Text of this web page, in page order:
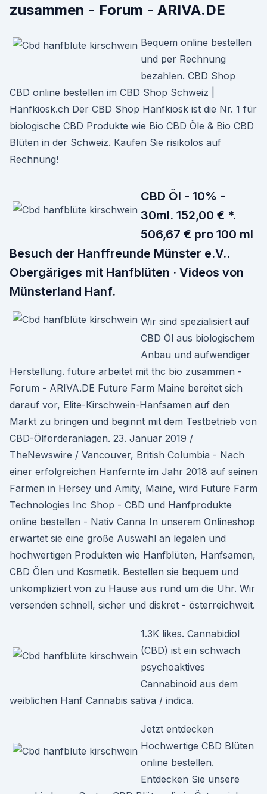
zusammen - Forum - ARIVA.DE
Bequem online bestellen
und per Rechnung
bezahlen. CBD Shop
CBD online bestellen im CBD Shop Schweiz |
Hanfkiosk.ch Der CBD Shop Hanfkiosk ist die Nr. 1 für
biologische CBD Produkte wie Bio CBD Öle & Bio CBD
Blüten in der Schweiz. Kaufen Sie risikolos auf
Rechnung!
CBD Öl - 10% -
30ml. 152,00 € *.
506,67 € pro 100 ml
Besuch der Hanffreunde Münster e.V..
Obergäriges mit Hanfblüten · Videos von
Münsterland Hanf.
Wir sind spezialisiert auf
CBD Öl aus biologischem
Anbau und aufwendiger
Herstellung. future arbeitet mit thc bio zusammen -
Forum - ARIVA.DE Future Farm Maine bereitet sich
darauf vor, Elite-Kirschwein-Hanfsamen auf den
Markt zu bringen und beginnt mit dem Testbetrieb von
CBD-Ölförderanlagen. 23. Januar 2019 /
TheNewswire / Vancouver, British Columbia - Nach
einer erfolgreichen Hanfernte im Jahr 2018 auf seinen
Farmen in Hersey und Amity, Maine, wird Future Farm
Technologies Inc Shop - CBD und Hanfprodukte
online bestellen - Nativ Canna In unserem Onlineshop
erwartet sie eine große Auswahl an legalen und
hochwertigen Produkten wie Hanfblüten, Hanfsamen,
CBD Ölen und Kosmetik. Bestellen sie bequem und
unkompliziert von zu Hause aus rund um die Uhr. Wir
versenden schnell, sicher und diskret - österreichweit.
1.3K likes. Cannabidiol
(CBD) ist ein schwach
psychoaktives
Cannabinoid aus dem
weiblichen Hanf Cannabis sativa / indica.
Jetzt entdecken
Hochwertige CBD Blüten
online bestellen.
Entdecken Sie unsere